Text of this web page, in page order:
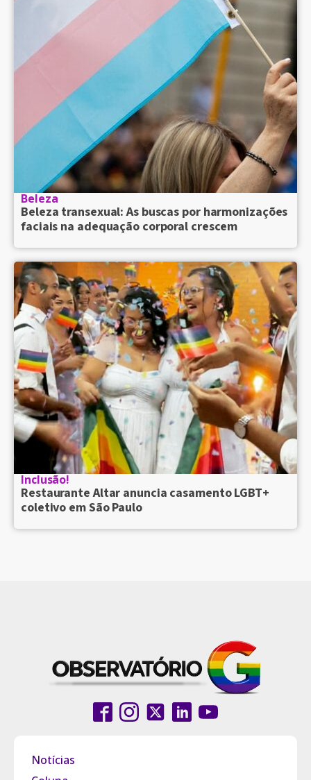
Beleza
Beleza transexual: As buscas por harmonizações
faciais na adequação corporal crescem
Inclusão!
Restaurante Altar anuncia casamento LGBT+
coletivo em São Paulo
Notícias